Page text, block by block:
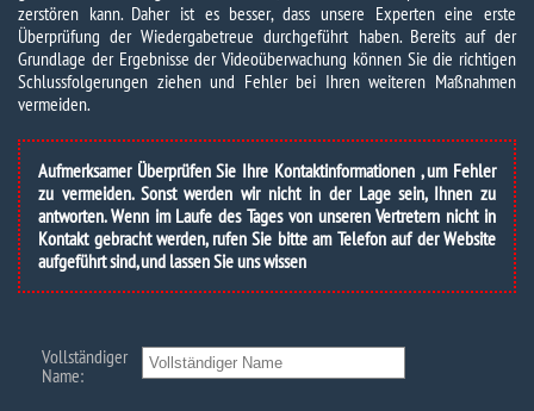
zerstören kann. Daher ist es besser, dass unsere Experten eine erste
Überprüfung der Wiedergabetreue durchgeführt haben. Bereits auf der
Grundlage der Ergebnisse der Videoüberwachung können Sie die richtigen
Schlussfolgerungen ziehen und Fehler bei Ihren weiteren Maßnahmen
vermeiden.
Aufmerksamer Überprüfen Sie Ihre Kontaktinformationen , um Fehler
zu vermeiden. Sonst werden wir nicht in der Lage sein, Ihnen zu
antworten. Wenn im Laufe des Tages von unseren Vertretern nicht in
Kontakt gebracht werden, rufen Sie bitte am Telefon auf der Website
aufgeführt sind, und lassen Sie uns wissen
Vollständiger
Name: